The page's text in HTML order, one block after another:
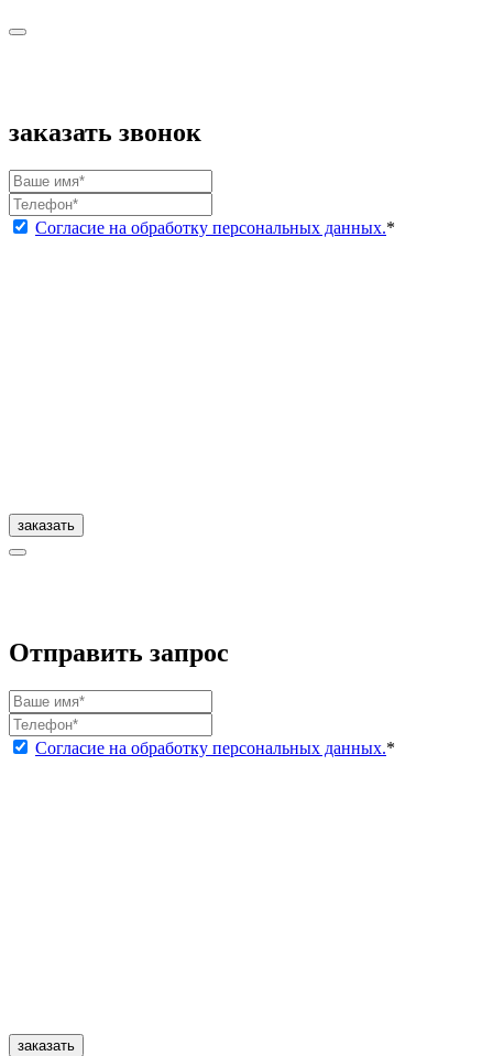
заказать звонок
Согласие на обработку персональных данных.*
заказать
Отправить запрос
Согласие на обработку персональных данных.*
заказать